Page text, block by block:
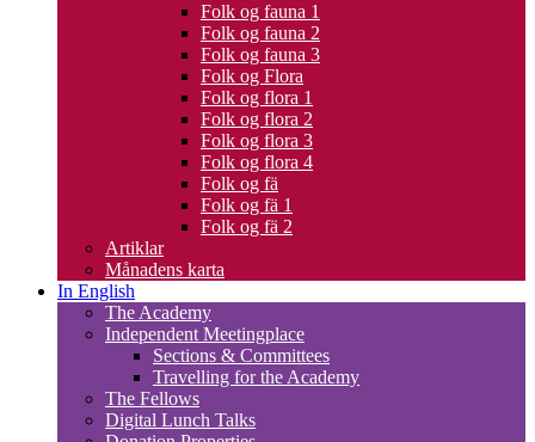
Folk og fauna 1
Folk og fauna 2
Folk og fauna 3
Folk og Flora
Folk og flora 1
Folk og flora 2
Folk og flora 3
Folk og flora 4
Folk og fä
Folk og fä 1
Folk og fä 2
Artiklar
Månadens karta
In English
The Academy
Independent Meetingplace
Sections & Committees
Travelling for the Academy
The Fellows
Digital Lunch Talks